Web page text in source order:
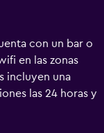
con un bar o
en las zonas
incluyen una
las 24 horas y
& Self Catering
de pelo y